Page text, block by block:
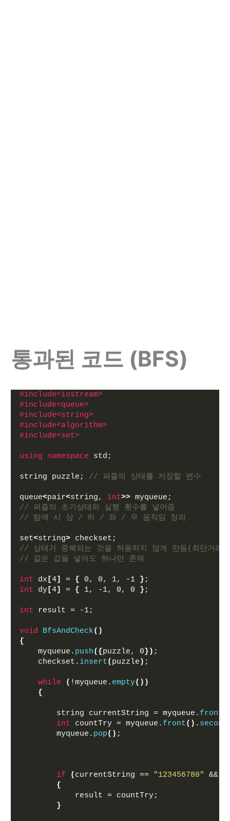
통과된 코드 (BFS)
#include<iostream>
#include<queue>
#include<string>
#include<algorithm>
#include<set>
using namespace std;
string puzzle; // 퍼즐의 상태를 저장할 변수
queue<pair<string, int>> myqueue;
// 퍼즐의 초기상태와 실행 횟수를 넣어줌
// 탐색 시 상 / 하 / 좌 / 우 움직임 정의
set<string> checkset;
// 상태가 중복되는 것을 허용하지 않게 만듬(최단거리
// 같은 값을 넣어도 하나만 존재
int dx [4] = { 0, 0, 1, -1 } ;
int dy [4] = { 1, -1, 0, 0 } ;
int result = -1;
void BfsAndCheck()
{
    myqueue.
push({puzzle, 0}) ;
    checkset.
insert( puzzle ) ;
while ( !myqueue. empty())
{
        string currentString = myqueue.
front
int countTry = myqueue. front() . second
        myqueue.
pop() ;
if ( currentString == "123456780" &&
{
            result = countTry;
}